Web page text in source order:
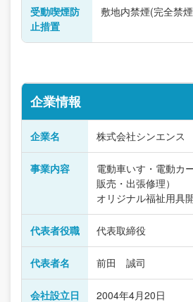
受動喫煙防
止措置
敷地内禁煙(完全禁
企業情報
企業名 株式会社シンエンス
事業内容
電動車いす・電動カ
販売・出張修理）
オリジナル福祉用具
代表者役職 代表取締役
代表者名 前田 誠司
会社設立日 2004年4月20日